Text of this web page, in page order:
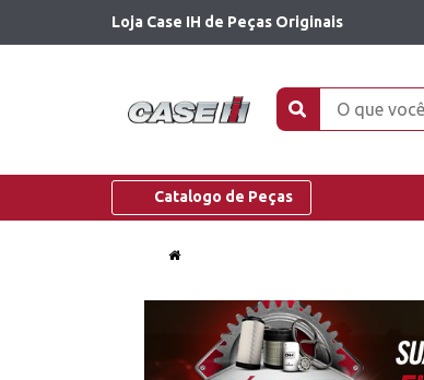
Loja Case IH de Peças Originais
Catalogo de Peças